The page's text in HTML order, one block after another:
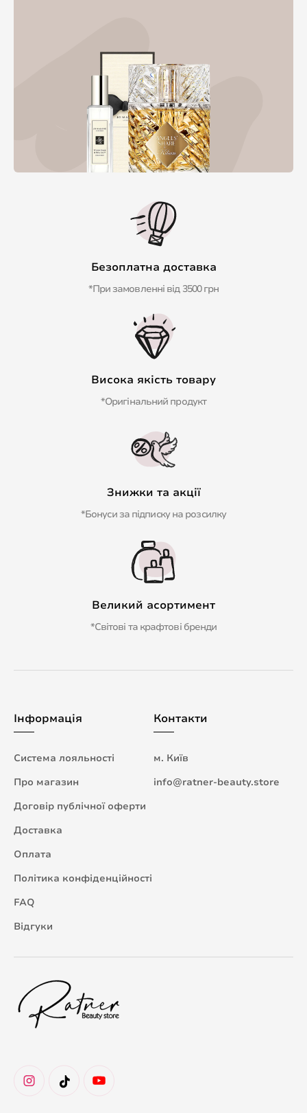
Безоплатна доставка
*При замовленні від 3500 грн
Висока якість товару
*Оригінальний продукт
Знижки та акції
*Бонуси за підписку на розсилку
Великий асортимент
*Світові та крафтові бренди
Інформація
Система лояльності
Про магазин
Договір публічної оферти
Доставка
Оплата
Політика конфіденційності
FAQ
Відгуки
Контакти
м. Київ
info@ratner-beauty.store